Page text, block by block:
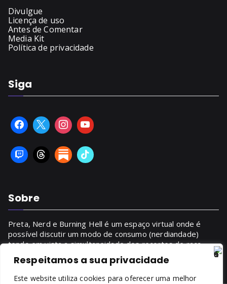
Respeitamos a sua privacidade
Este website utiliza cookies para oferecer uma melhor
Divulgue
Licença de uso
Antes de Comentar
Media Kit
Política de privacidade
Siga
Sobre
Preta, Nerd e Burning Hell é um espaço virtual onde é
possível discutir um modo de consumo (nerdiandade)
tendo em vista a simultaneidade dos recortes de raça,
gênero, classe.
SAIBA MAIS